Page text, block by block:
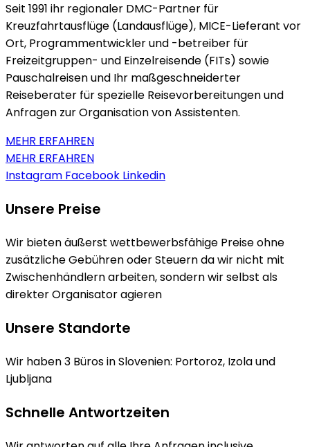
Seit 1991 ihr regionaler DMC-Partner für
Kreuzfahrtausflüge (Landausflüge), MICE-Lieferant vor
Ort, Programmentwickler und -betreiber für
Freizeitgruppen- und Einzelreisende (FITs) sowie
Pauschalreisen und Ihr maßgeschneiderter
Reiseberater für spezielle Reisevorbereitungen und
Anfragen zur Organisation von Assistenten.
MEHR ERFAHREN
MEHR ERFAHREN
Instagram Facebook Linkedin
Unsere Preise
Wir bieten äußerst wettbewerbsfähige Preise ohne
zusätzliche Gebühren oder Steuern da wir nicht mit
Zwischenhändlern arbeiten, sondern wir selbst als
direkter Organisator agieren
Unsere Standorte
Wir haben 3 Büros in Slovenien: Portoroz, Izola und
Ljubljana
Schnelle Antwortzeiten